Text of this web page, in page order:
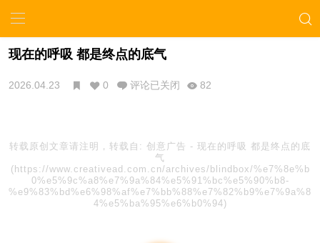
现在的呼吸 都是终点的底气
2026.04.23 0 评论已关闭 82
转载原创文章请注明，转载自: 创意广告 - 现在的呼吸 都是终点的底
气
(https://www.creativead.com.cn/archives/blindbox/%e7%8e%b
0%e5%9c%a8%e7%9a%84%e5%91%bc%e5%90%b8-
%e9%83%bd%e6%98%af%e7%bb%88%e7%82%b9%e7%9a%8
4%e5%ba%95%e6%b0%94)